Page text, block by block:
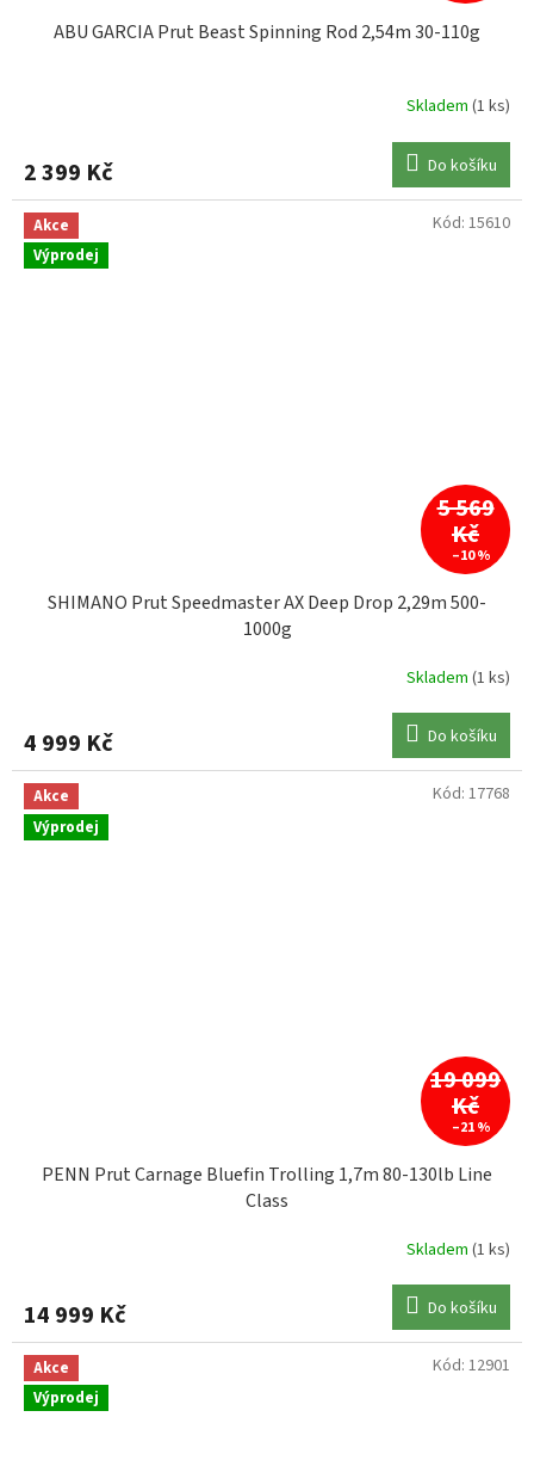
ABU GARCIA Prut Beast Spinning Rod 2,54m 30-110g
Skladem (1 ks)
2 399 Kč Do košíku
Akce
Výprodej
5 569
Kč
–10 %
SHIMANO Prut Speedmaster AX Deep Drop 2,29m 500-
1000g
Skladem (1 ks)
4 999 Kč Do košíku
Kód: 15610
Akce
Výprodej
19 099
Kč
–21 %
PENN Prut Carnage Bluefin Trolling 1,7m 80-130lb Line
Class
Skladem (1 ks)
14 999 Kč Do košíku
Kód: 17768
Akce
Výprodej
Kód: 12901